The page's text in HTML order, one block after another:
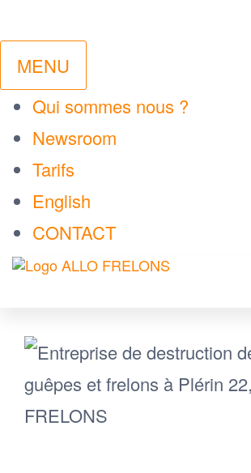
MENU
Qui sommes nous ?
Newsroom
Tarifs
English
CONTACT
Passer
contenu